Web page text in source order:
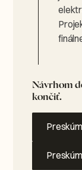
Návrhom
končiť.